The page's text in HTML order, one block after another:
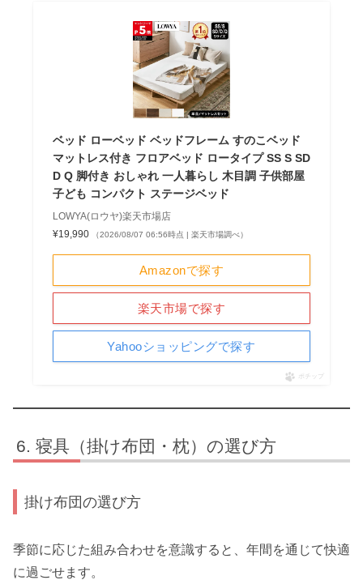
ベッド ローベッド ベッドフレーム すのこベッド
マットレス付き フロアベッド ロータイプ SS S SD
D Q 脚付き おしゃれ 一人暮らし 木目調 子供部屋
子ども コンパクト ステージベッド
LOWYA(ロウヤ)楽天市場店
¥19,990
（2026/08/07 06:56時点 | 楽天市場調べ）
Amazonで探す
楽天市場で探す
Yahooショッピングで探す
ポチップ
寝具（掛け布団・枕）の選び方
掛け布団の選び方
季節に応じた組み合わせを意識すると、年間を通じて快適
に過ごせます。